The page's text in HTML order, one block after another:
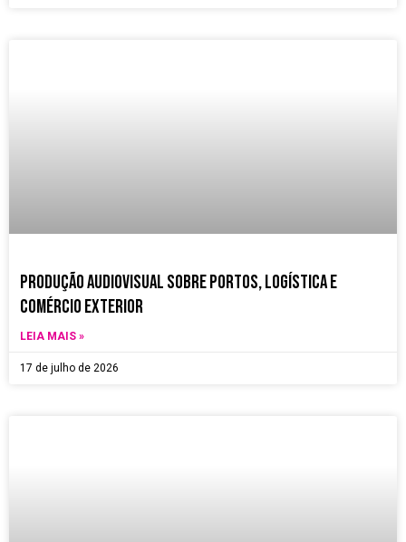
Produção Audiovisual sobre Portos, Logística e
Comércio Exterior
LEIA MAIS »
17 de julho de 2026